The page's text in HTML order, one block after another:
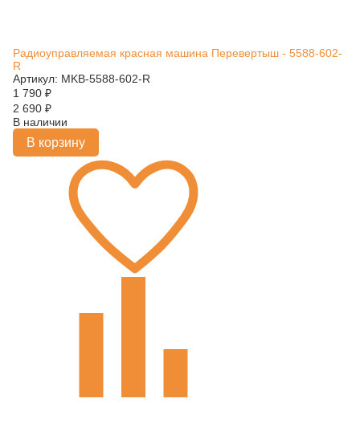
Радиоуправляемая красная машина Перевертыш - 5588-602-
R
Артикул: MKB-5588-602-R
1 790 ₽
2 690 ₽
В наличии
В корзину